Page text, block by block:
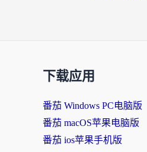
下载应用
番茄 Windows PC电脑版
番茄 macOS苹果电脑版
番茄 ios苹果手机版